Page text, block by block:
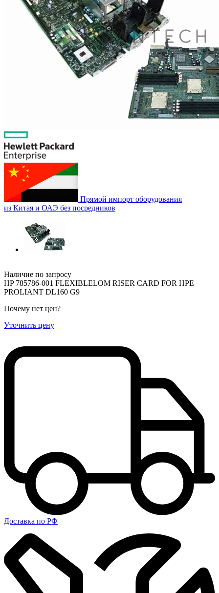
Прямой импорт оборудования
из Китая и ОАЭ без посредников
Наличие по запросу
HP 785786-001 FLEXIBLELOM RISER CARD FOR HPE
PROLIANT DL160 G9
Почему нет цен?
Уточнить цену
Доставка по РФ